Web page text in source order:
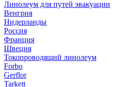
Линолеум для путей эвакуации
Венгрия
Нидерланды
Россия
Франция
Швеция
Токопроводящий линолеум
Forbo
Gerflor
Tarkett